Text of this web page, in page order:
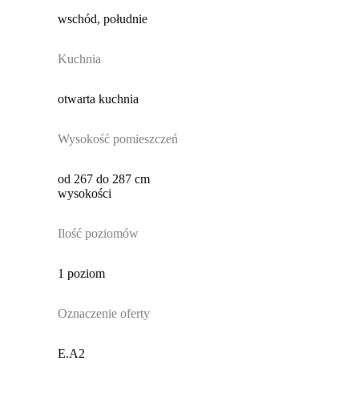
wschód, południe
Kuchnia
otwarta kuchnia
Wysokość pomieszczeń
od 267 do 287 cm
wysokości
Ilość poziomów
1 poziom
Oznaczenie oferty
E.A2